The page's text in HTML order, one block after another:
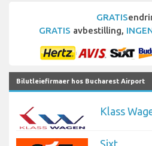
GRATIS
GRATIS avbestilling,
Bilutleiefirmaer hos Bucharest Airport
Klass
Sixt